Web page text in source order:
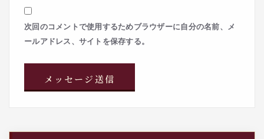
次回のコメントで使用するためブラウザーに自分の名前、メ
ールアドレス、サイトを保存する。